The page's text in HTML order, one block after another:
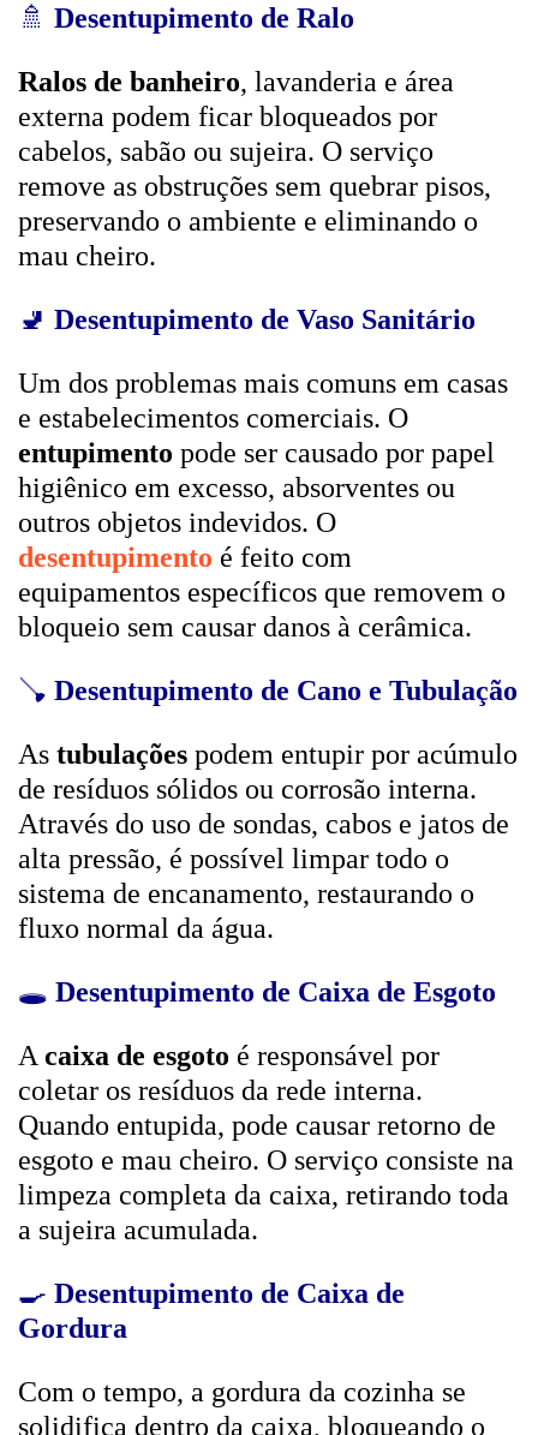
🚿 Desentupimento de Ralo
Ralos de banheiro, lavanderia e área
externa podem ficar bloqueados por
cabelos, sabão ou sujeira. O serviço
remove as obstruções sem quebrar pisos,
preservando o ambiente e eliminando o
mau cheiro.
🚽 Desentupimento de Vaso Sanitário
Um dos problemas mais comuns em casas
e estabelecimentos comerciais. O
entupimento pode ser causado por papel
higiênico em excesso, absorventes ou
outros objetos indevidos. O
desentupimento é feito com
equipamentos específicos que removem o
bloqueio sem causar danos à cerâmica.
🪠 Desentupimento de Cano e Tubulação
As tubulações podem entupir por acúmulo
de resíduos sólidos ou corrosão interna.
Através do uso de sondas, cabos e jatos de
alta pressão, é possível limpar todo o
sistema de encanamento, restaurando o
fluxo normal da água.
🕳️ Desentupimento de Caixa de Esgoto
A caixa de esgoto é responsável por
coletar os resíduos da rede interna.
Quando entupida, pode causar retorno de
esgoto e mau cheiro. O serviço consiste na
limpeza completa da caixa, retirando toda
a sujeira acumulada.
🍳 Desentupimento de Caixa de
Gordura
Com o tempo, a gordura da cozinha se
solidifica dentro da caixa, bloqueando o